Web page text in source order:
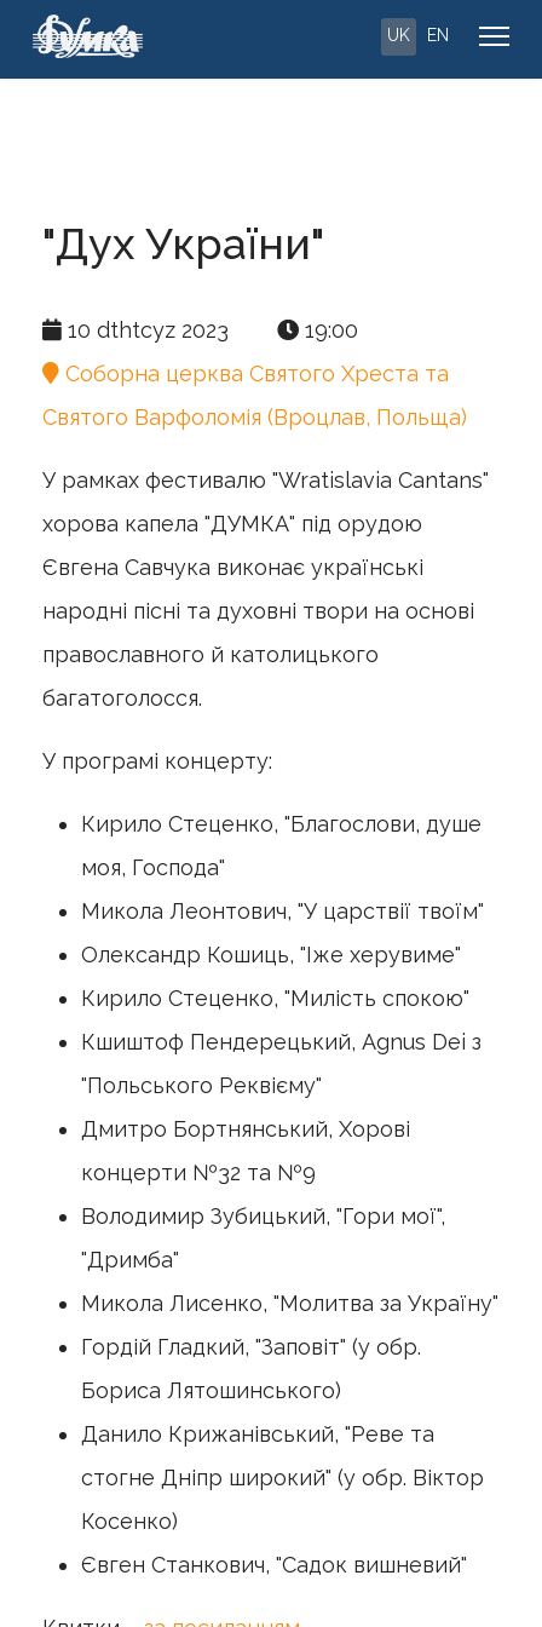
UK EN
"Дух України"
10 dthtcyz 2023
19:00
Соборна церква Святого Хреста та
Святого Варфоломія (Вроцлав, Польща)
У рамках фестивалю "Wratislavia Cantans"
хорова капела "ДУМКА" під орудою
Євгена Савчука виконає українські
народні пісні та духовні твори на основі
православного й католицького
багатоголосся.
У програмі концерту:
Кирило Стеценко, "Благослови, душе
моя, Господа"
Микола Леонтович, "У царствії твоїм"
Олександр Кошиць, "Іже херувиме"
Кирило Стеценко, "Милість спокою"
Кшиштоф Пендерецький, Аgnus Dei з
"Польського Реквієму"
Дмитро Бортнянський, Хорові
концерти №32 та №9
Володимир Зубицький, "Гори мої",
"Дримба"
Микола Лисенко, "Молитва за Україну"
Гордій Гладкий, "Заповіт" (у обр.
Бориса Лятошинського)
Данило Крижанівський, "Реве та
стогне Дніпр широкий" (у обр. Віктор
Косенко)
Євген Станкович, "Садок вишневий"